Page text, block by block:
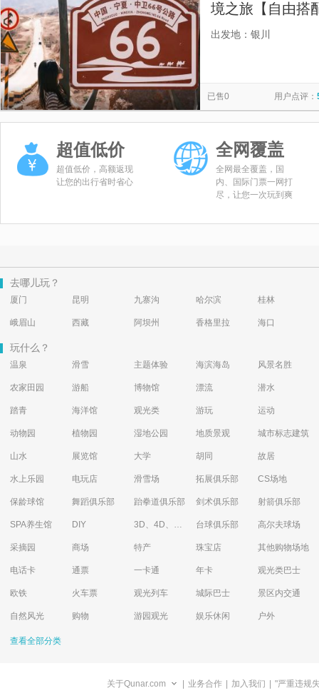
境之旅【自由搭
王陵、贺兰山岩
出发地：银川
已售0 用户点评：
超值低价
超值低价，高额返现
让您的出行省时省心
全网覆盖
全网最全覆盖，国
内、国际门票一网打
尽，让您一次玩到爽
去哪儿玩？
厦门 昆明 九寨沟 哈尔滨 桂林
峨眉山 西藏 阿坝州 香格里拉 海口
玩什么？
温泉 滑雪 主题体验 海滨海岛 风景名胜
农家田园 游船 博物馆 漂流 潜水
踏青 海洋馆 观光类 游玩 运动
动物园 植物园 湿地公园 地质景观 城市标志建筑
山水 展览馆 大学 胡同 故居
水上乐园 电玩店 滑雪场 拓展俱乐部 CS场地
保龄球馆 舞蹈俱乐部 跆拳道俱乐部 剑术俱乐部 射箭俱乐部
SPA养生馆 DIY 3D、4D、5D艺术体验馆 台球俱乐部 高尔夫球场
采摘园 商场 特产 珠宝店 其他购物场地
电话卡 通票 一卡通 年卡 观光类巴士
欧铁 火车票 观光列车 城际巴士 景区内交通
自然风光 购物 游园观光 娱乐休闲 户外
查看全部分类
关于Qunar.com 业务合作 加入我们 "严重违规